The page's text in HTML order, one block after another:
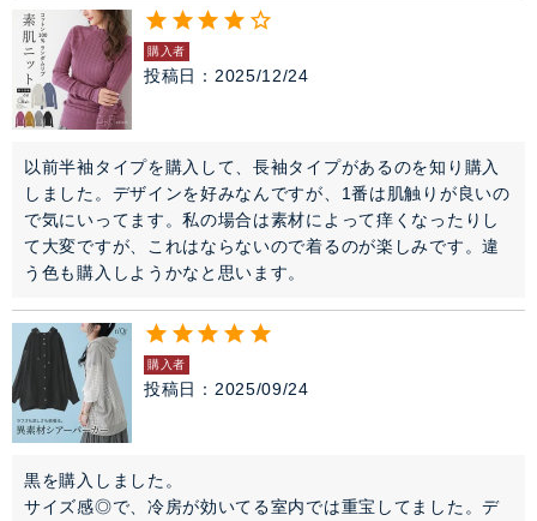
購入者
投稿日 2025/12/24
以前半袖タイプを購入して、長袖タイプがあるのを知り購入
しました。デザインを好みなんですが、1番は肌触りが良いの
で気にいってます。私の場合は素材によって痒くなったりし
て大変ですが、これはならないので着るのが楽しみです。違
う色も購入しようかなと思います。
購入者
投稿日 2025/09/24
黒を購入しました。
サイズ感◎で、冷房が効いてる室内では重宝してました。デ